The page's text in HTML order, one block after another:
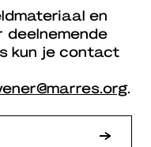
en
deelnemende
kun je contact
.